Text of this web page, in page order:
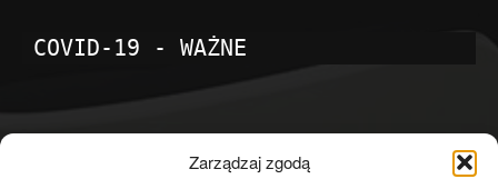
Zarządzaj zgodą
COVID-19 - WAŻNE